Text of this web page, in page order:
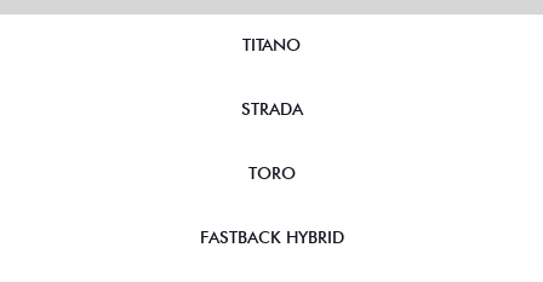
TITANO
STRADA
TORO
FASTBACK HYBRID